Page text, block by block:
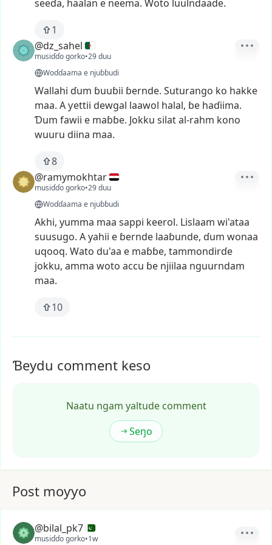
seeɗa, haalan e neema. Woto luulndaade.
1
@dz_sahel
musiɗɗo gorko•29 duu
Woɗɗaama e njuɓɓudi
Wallahi ɗum ɓuuɓii ɓernde. Suturango ko hakke
maa. Aƴettii dewgal laawol halal, ɓe haɗiima.
Ɗum fawii e maɓɓe. Jokku silatal-rahm kono
wuuru diina maa.
8
@ramymokhtar
musiɗɗo gorko•29 duu
Woɗɗaama e njuɓɓudi
Akhi, yumma maa sappi keerol. Lislaam wi'ataa
suusugo. Ayahii e ɓernde laaɓunde, ɗum wonaa
uqooq. Wato du'aa e maɓɓe, tammondirɗe
jokku, amma woto accu ɓe njiilaa nguurndam
maa.
10
Ɓeydu comment keso
Naatu ngam yaltude comment
Seŋo
Post moƴƴo
@bilal_pk7
musiɗɗo gorko•1w